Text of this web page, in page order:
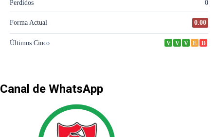
Canal de WhatsApp